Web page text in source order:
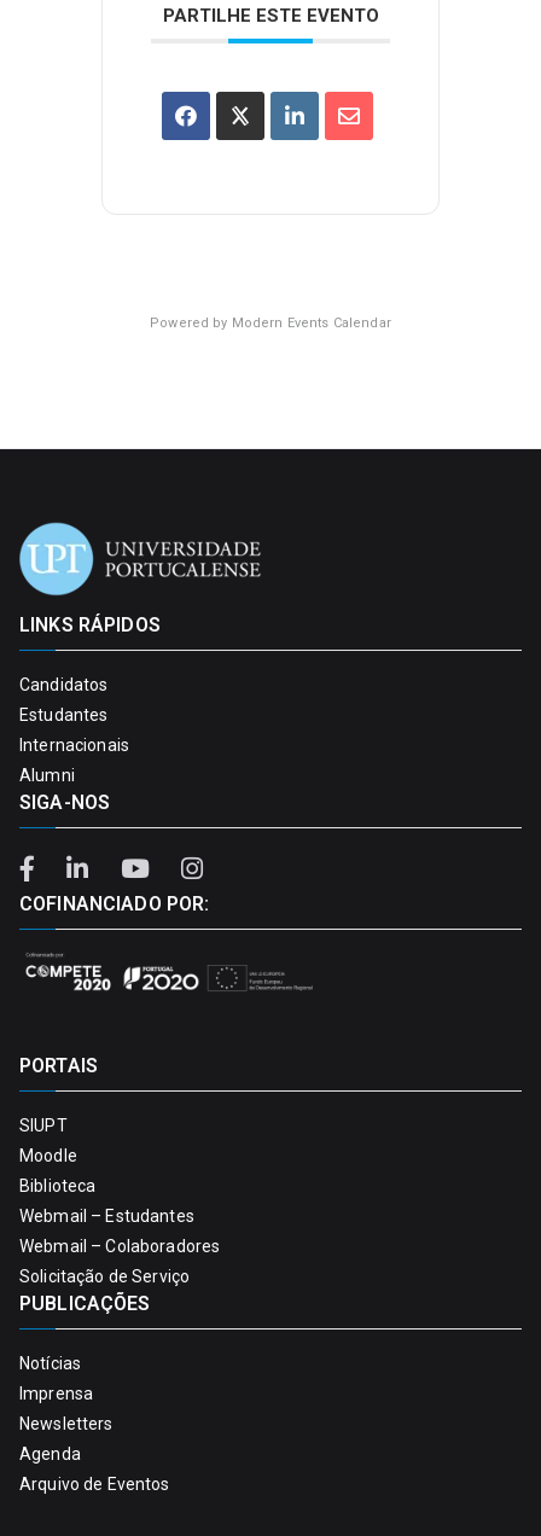
PARTILHE ESTE EVENTO
Powered by Modern Events Calendar
LINKS RÁPIDOS
Candidatos
Estudantes
Internacionais
Alumni
SIGA-NOS
COFINANCIADO POR:
PORTAIS
SIUPT
Moodle
Biblioteca
Webmail – Estudantes
Webmail – Colaboradores
Solicitação de Serviço
PUBLICAÇÕES
Notícias
Imprensa
Newsletters
Agenda
Arquivo de Eventos